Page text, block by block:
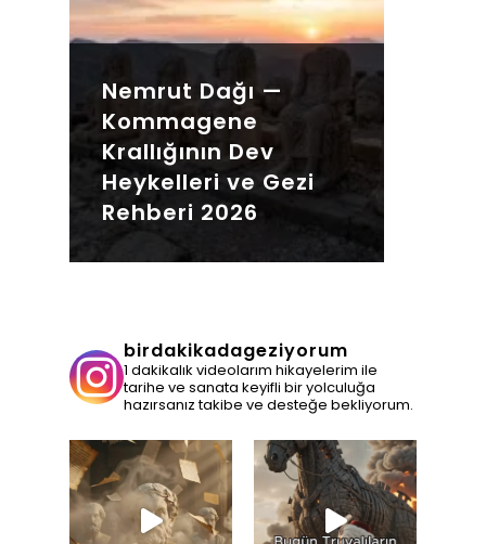
Nemrut Dağı —
Kommagene
Krallığının Dev
Heykelleri ve Gezi
Rehberi 2026
birdakikadageziyorum
1 dakikalık videolarım hikayelerim ile
tarihe ve sanata keyifli bir yolculuğa
hazırsanız takibe ve desteğe bekliyorum.